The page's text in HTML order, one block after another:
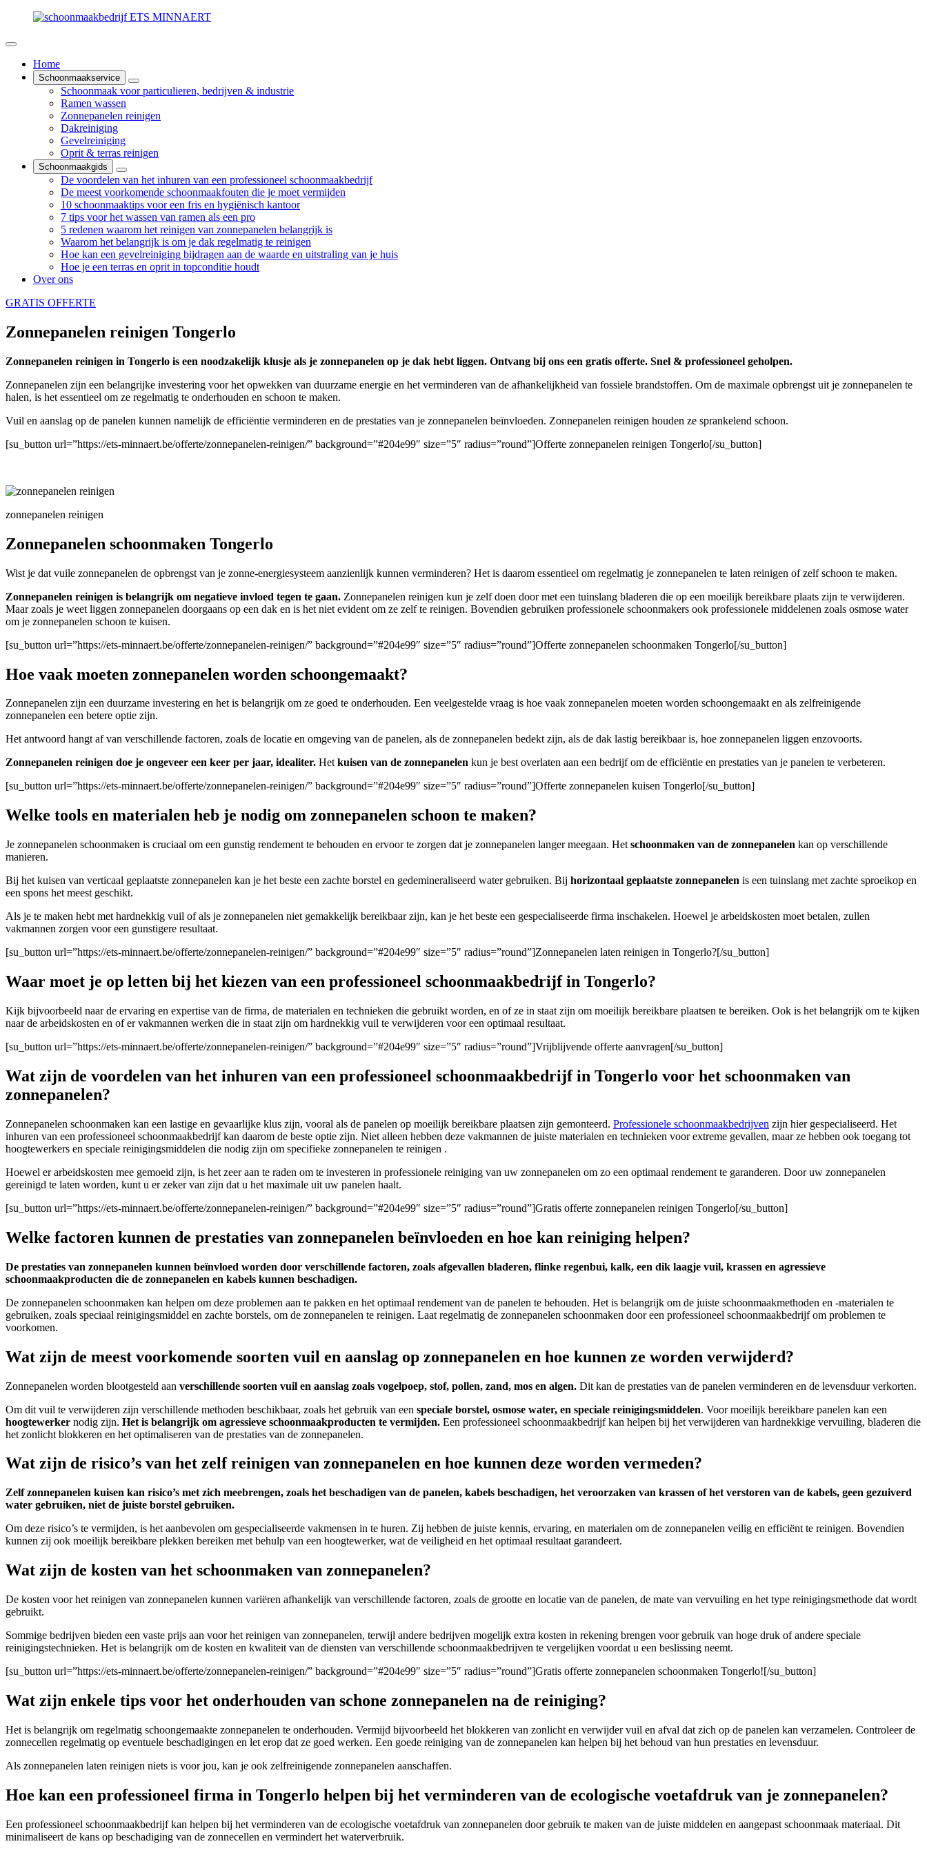
Home
Schoonmaakservice
Schoonmaak voor particulieren, bedrijven & industrie
Ramen wassen
Zonnepanelen reinigen
Dakreiniging
Gevelreiniging
Oprit & terras reinigen
Schoonmaakgids
De voordelen van het inhuren van een professioneel schoonmaakbedrijf
De meest voorkomende schoonmaakfouten die je moet vermijden
10 schoonmaaktips voor een fris en hygiënisch kantoor
7 tips voor het wassen van ramen als een pro
5 redenen waarom het reinigen van zonnepanelen belangrijk is
Waarom het belangrijk is om je dak regelmatig te reinigen
Hoe kan een gevelreiniging bijdragen aan de waarde en uitstraling van je huis
Hoe je een terras en oprit in topconditie houdt
Over ons
GRATIS OFFERTE
Zonnepanelen reinigen Tongerlo
Zonnepanelen reinigen in Tongerlo is een noodzakelijk klusje als je zonnepanelen op je dak hebt liggen. Ontvang bij ons een gratis offerte. Snel & professioneel geholpen.
Zonnepanelen zijn een belangrijke investering voor het opwekken van duurzame energie en het verminderen van de afhankelijkheid van fossiele brandstoffen. Om de maximale opbrengst uit je zonnepanelen te
halen, is het essentieel om ze regelmatig te onderhouden en schoon te maken.
Vuil en aanslag op de panelen kunnen namelijk de efficiëntie verminderen en de prestaties van je zonnepanelen beïnvloeden. Zonnepanelen reinigen houden ze sprankelend schoon.
[su_button url=”https://ets-minnaert.be/offerte/zonnepanelen-reinigen/” background=”#204e99″ size=”5″ radius=”round”]Offerte zonnepanelen reinigen Tongerlo[/su_button]
zonnepanelen reinigen
Zonnepanelen schoonmaken Tongerlo
Wist je dat vuile zonnepanelen de opbrengst van je zonne-energiesysteem aanzienlijk kunnen verminderen? Het is daarom essentieel om regelmatig je zonnepanelen te laten reinigen of zelf schoon te maken.
Zonnepanelen reinigen is belangrijk om negatieve invloed tegen te gaan. Zonnepanelen reinigen kun je zelf doen door met een tuinslang bladeren die op een moeilijk bereikbare plaats zijn te verwijderen.
Maar zoals je weet liggen zonnepanelen doorgaans op een dak en is het niet evident om ze zelf te reinigen. Bovendien gebruiken professionele schoonmakers ook professionele middelenen zoals osmose water
om je zonnepanelen schoon te kuisen.
[su_button url=”https://ets-minnaert.be/offerte/zonnepanelen-reinigen/” background=”#204e99″ size=”5″ radius=”round”]Offerte zonnepanelen schoonmaken Tongerlo[/su_button]
Hoe vaak moeten zonnepanelen worden schoongemaakt?
Zonnepanelen zijn een duurzame investering en het is belangrijk om ze goed te onderhouden. Een veelgestelde vraag is hoe vaak zonnepanelen moeten worden schoongemaakt en als zelfreinigende
zonnepanelen een betere optie zijn.
Het antwoord hangt af van verschillende factoren, zoals de locatie en omgeving van de panelen, als de zonnepanelen bedekt zijn, als de dak lastig bereikbaar is, hoe zonnepanelen liggen enzovoorts.
Zonnepanelen reinigen doe je ongeveer een keer per jaar, idealiter. Hetkuisen van de zonnepanelen kun je best overlaten aan een bedrijf om de efficiëntie en prestaties van je panelen te verbeteren.
[su_button url=”https://ets-minnaert.be/offerte/zonnepanelen-reinigen/” background=”#204e99″ size=”5″ radius=”round”]Offerte zonnepanelen kuisen Tongerlo[/su_button]
Welke tools en materialen heb je nodig om zonnepanelen schoon te maken?
Je zonnepanelen schoonmaken is cruciaal om een gunstig rendement te behouden en ervoor te zorgen dat je zonnepanelen langer meegaan. Het schoonmaken van de zonnepanelen kan op verschillende
manieren.
Bij het kuisen van verticaal geplaatste zonnepanelen kan je het beste een zachte borstel en gedemineraliseerd water gebruiken. Bij horizontaal geplaatste zonnepanelen is een tuinslang met zachte sproeikop en
een spons het meest geschikt.
Als je te maken hebt met hardnekkig vuil of als je zonnepanelen niet gemakkelijk bereikbaar zijn, kan je het beste een gespecialiseerde firma inschakelen. Hoewel je arbeidskosten moet betalen, zullen
vakmannen zorgen voor een gunstigere resultaat.
[su_button url=”https://ets-minnaert.be/offerte/zonnepanelen-reinigen/” background=”#204e99″ size=”5″ radius=”round”]Zonnepanelen laten reinigen in Tongerlo?[/su_button]
Waar moet je op letten bij het kiezen van een professioneel schoonmaakbedrijf in Tongerlo?
Kijk bijvoorbeeld naar de ervaring en expertise van de firma, de materialen en technieken die gebruikt worden, en of ze in staat zijn om moeilijk bereikbare plaatsen te bereiken. Ook is het belangrijk om te kijken
naar de arbeidskosten en of er vakmannen werken die in staat zijn om hardnekkig vuil te verwijderen voor een optimaal resultaat.
[su_button url=”https://ets-minnaert.be/offerte/zonnepanelen-reinigen/” background=”#204e99″ size=”5″ radius=”round”]Vrijblijvende offerte aanvragen[/su_button]
Wat zijn de voordelen van het inhuren van een professioneel schoonmaakbedrijf in Tongerlo voor het schoonmaken van
zonnepanelen?
Zonnepanelen schoonmaken kan een lastige en gevaarlijke klus zijn, vooral als de panelen op moeilijk bereikbare plaatsen zijn gemonteerd. Professionele schoonmaakbedrijven zijn hier gespecialiseerd. Het
inhuren van een professioneel schoonmaakbedrijf kan daarom de beste optie zijn. Niet alleen hebben deze vakmannen de juiste materialen en technieken voor extreme gevallen, maar ze hebben ook toegang tot
hoogtewerkers en speciale reinigingsmiddelen die nodig zijn om specifieke zonnepanelen te reinigen .
Hoewel er arbeidskosten mee gemoeid zijn, is het zeer aan te raden om te investeren in professionele reiniging van uw zonnepanelen om zo een optimaal rendement te garanderen. Door uw zonnepanelen
gereinigd te laten worden, kunt u er zeker van zijn dat u het maximale uit uw panelen haalt.
[su_button url=”https://ets-minnaert.be/offerte/zonnepanelen-reinigen/” background=”#204e99″ size=”5″ radius=”round”]Gratis offerte zonnepanelen reinigen Tongerlo[/su_button]
Welke factoren kunnen de prestaties van zonnepanelen beïnvloeden en hoe kan reiniging helpen?
De prestaties van zonnepanelen kunnen beïnvloed worden door verschillende factoren, zoals afgevallen bladeren, flinke regenbui, kalk, een dik laagje vuil, krassen en agressieve
schoonmaakproducten die de zonnepanelen en kabels kunnen beschadigen.
De zonnepanelen schoonmaken kan helpen om deze problemen aan te pakken en het optimaal rendement van de panelen te behouden. Het is belangrijk om de juiste schoonmaakmethoden en -materialen te
gebruiken, zoals speciaal reinigingsmiddel en zachte borstels, om de zonnepanelen te reinigen. Laat regelmatig de zonnepanelen schoonmaken door een professioneel schoonmaakbedrijf om problemen te
voorkomen.
Wat zijn de meest voorkomende soorten vuil en aanslag op zonnepanelen en hoe kunnen ze worden verwijderd?
Zonnepanelen worden blootgesteld aan verschillende soorten vuil en aanslag zoals vogelpoep, stof, pollen, zand, mos en algen. Dit kan de prestaties van de panelen verminderen en de levensduur verkorten.
Om dit vuil te verwijderen zijn verschillende methoden beschikbaar, zoals het gebruik van een speciale borstel, osmose water, en speciale reinigingsmiddelen. Voor moeilijk bereikbare panelen kan een
hoogtewerker nodig zijn. Het is belangrijk om agressieve schoonmaakproducten te vermijden. Een professioneel schoonmaakbedrijf kan helpen bij het verwijderen van hardnekkige vervuiling, bladeren die
het zonlicht blokkeren en het optimaliseren van de prestaties van de zonnepanelen.
Wat zijn de risico’s van het zelf reinigen van zonnepanelen en hoe kunnen deze worden vermeden?
Zelf zonnepanelen kuisen kan risico’s met zich meebrengen, zoals het beschadigen van de panelen, kabels beschadigen, het veroorzaken van krassen of het verstoren van de kabels, geen gezuiverd
water gebruiken, niet de juiste borstel gebruiken.
Om deze risico’s te vermijden, is het aanbevolen om gespecialiseerde vakmensen in te huren. Zij hebben de juiste kennis, ervaring, en materialen om de zonnepanelen veilig en efficiënt te reinigen. Bovendien
kunnen zij ook moeilijk bereikbare plekken bereiken met behulp van een hoogtewerker, wat de veiligheid en het optimaal resultaat garandeert.
Wat zijn de kosten van het schoonmaken van zonnepanelen?
De kosten voor het reinigen van zonnepanelen kunnen variëren afhankelijk van verschillende factoren, zoals de grootte en locatie van de panelen, de mate van vervuiling en het type reinigingsmethode dat wordt
gebruikt.
Sommige bedrijven bieden een vaste prijs aan voor het reinigen van zonnepanelen, terwijl andere bedrijven mogelijk extra kosten in rekening brengen voor gebruik van hoge druk of andere speciale
reinigingstechnieken. Het is belangrijk om de kosten en kwaliteit van de diensten van verschillende schoonmaakbedrijven te vergelijken voordat u een beslissing neemt.
[su_button url=”https://ets-minnaert.be/offerte/zonnepanelen-reinigen/” background=”#204e99″ size=”5″ radius=”round”]Gratis offerte zonnepanelen schoonmaken Tongerlo![/su_button]
Wat zijn enkele tips voor het onderhouden van schone zonnepanelen na de reiniging?
Het is belangrijk om regelmatig schoongemaakte zonnepanelen te onderhouden. Vermijd bijvoorbeeld het blokkeren van zonlicht en verwijder vuil en afval dat zich op de panelen kan verzamelen. Controleer de
zonnecellen regelmatig op eventuele beschadigingen en let erop dat ze goed werken. Een goede reiniging van de zonnepanelen kan helpen bij het behoud van hun prestaties en levensduur.
Als zonnepanelen laten reinigen niets is voor jou, kan je ook zelfreinigende zonnepanelen aanschaffen.
Hoe kan een professioneel firma in Tongerlo helpen bij het verminderen van de ecologische voetafdruk van je zonnepanelen?
Een professioneel schoonmaakbedrijf kan helpen bij het verminderen van de ecologische voetafdruk van zonnepanelen door gebruik te maken van de juiste middelen en aangepast schoonmaak materiaal. Dit
minimaliseert de kans op beschadiging van de zonnecellen en vermindert het waterverbruik.